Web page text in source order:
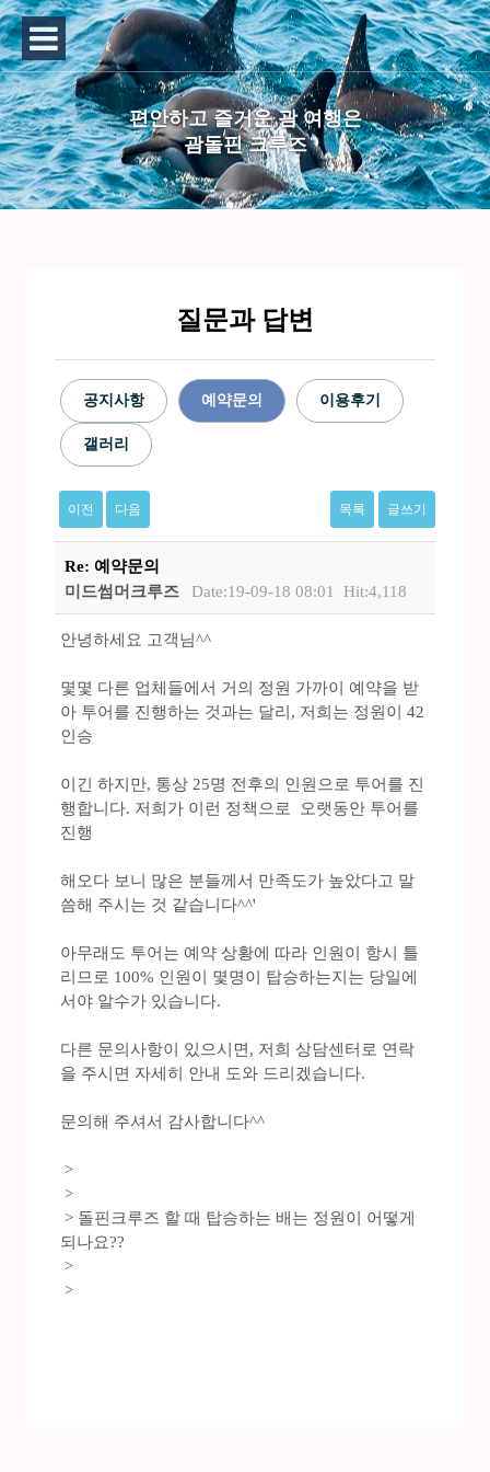
편안하고 즐거운 괌 여행은
괌돌핀 크루즈
질문과 답변
공지사항 예약문의 이용후기
갤러리
이전 다음 목록 글쓰기
Re: 예약문의
미드썸머크루즈
Date:19-09-18 08:01 Hit:4,118
안녕하세요 고객님^^
몇몇 다른 업체들에서 거의 정원 가까이 예약을 받
아 투어를 진행하는 것과는 달리, 저희는 정원이 42
인승
이긴 하지만, 통상 25명 전후의 인원으로 투어를 진
행합니다. 저희가 이런 정책으로 오랫동안 투어를
진행
해오다 보니 많은 분들께서 만족도가 높았다고 말
씀해 주시는 것 같습니다^^'
아무래도 투어는 예약 상황에 따라 인원이 항시 틀
리므로 100% 인원이 몇명이 탑승하는지는 당일에
서야 알수가 있습니다.
다른 문의사항이 있으시면, 저희 상담센터로 연락
을 주시면 자세히 안내 도와 드리겠습니다.
문의해 주셔서 감사합니다^^
>
>
> 돌핀크루즈 할 때 탑승하는 배는 정원이 어떻게
되나요??
>
>